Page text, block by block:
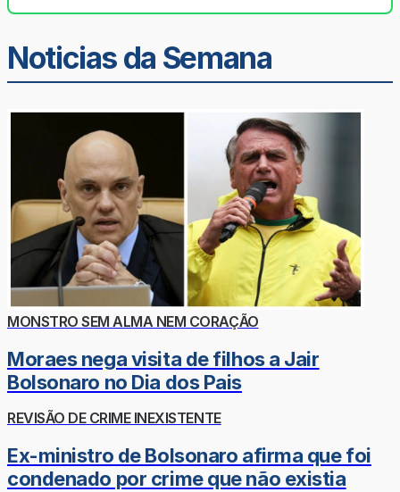
Noticias da Semana
MONSTRO SEM ALMA NEM CORAÇÃO
Moraes nega visita de filhos a Jair
Bolsonaro no Dia dos Pais
REVISÃO DE CRIME INEXISTENTE
Ex-ministro de Bolsonaro afirma que foi
condenado por crime que não existia